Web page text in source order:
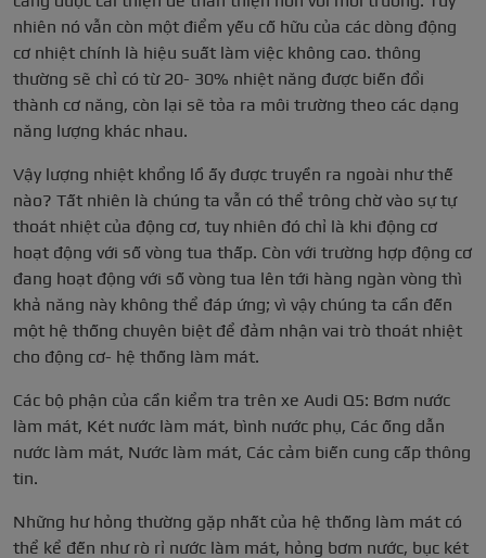
nhiên nó vẫn còn một điểm yếu cố hữu của các dòng động
cơ nhiệt chính là hiệu suất làm việc không cao. thông
thường sẽ chỉ có từ 20- 30% nhiệt năng được biến đổi
thành cơ năng, còn lại sẽ tỏa ra môi trường theo các dạng
năng lượng khác nhau.
Vậy lượng nhiệt khổng lồ ấy được truyền ra ngoài như thế
nào? Tất nhiên là chúng ta vẫn có thể trông chờ vào sự tự
thoát nhiệt của động cơ, tuy nhiên đó chỉ là khi động cơ
hoạt động với số vòng tua thấp. Còn với trường hợp động cơ
đang hoạt động với số vòng tua lên tới hàng ngàn vòng thì
khả năng này không thể đáp ứng; vì vậy chúng ta cần đến
một hệ thống chuyên biệt để đảm nhận vai trò thoát nhiệt
cho động cơ- hệ thống làm mát.
Các bộ phận của cần kiểm tra trên xe Audi Q5: Bơm nước
làm mát, Két nước làm mát, bình nước phụ, Các ống dẫn
nước làm mát, Nước làm mát, Các cảm biến cung cấp thông
tin.
Những hư hỏng thường gặp nhất của hệ thống làm mát có
thể kể đến như rò rỉ nước làm mát, hỏng bơm nước, bục két